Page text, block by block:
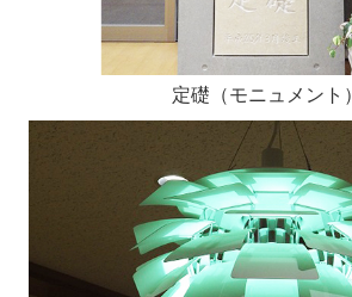
定礎（モニュメント）